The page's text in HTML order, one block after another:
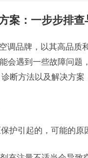
案：一步步排查
调品牌，以其高品质
会遇到一些故障问题
断方法以及解决方案
护引起的，可能的原